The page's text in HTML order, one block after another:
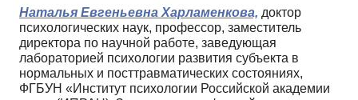
Наталья Евгеньевна Харламенкова, доктор
психологических наук, профессор, заместитель
директора по научной работе, заведующая
лабораторией психологии развития субъекта в
нормальных и посттравматических состояниях,
ФГБУН «Институт психологии Российской академии